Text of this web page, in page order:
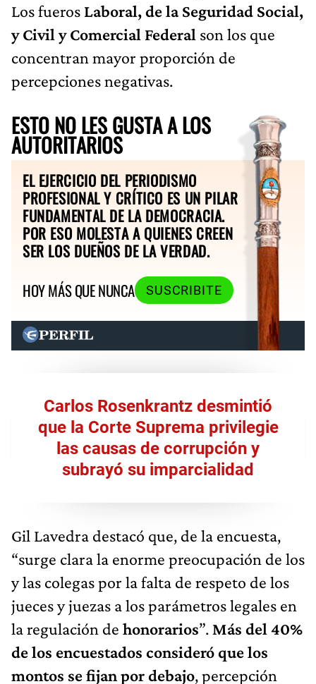
Los fueros Laboral, de la Seguridad Social,
y Civil y Comercial Federal son los que
concentran mayor proporción de
percepciones negativas.
ESTO NO LES GUSTA A LOS
AUTORITARIOS
EL EJERCICIO DEL PERIODISMO
PROFESIONAL Y CRÍTICO ES UN PILAR
FUNDAMENTAL DE LA DEMOCRACIA.
POR ESO MOLESTA A QUIENES CREEN
SER LOS DUEÑOS DE LA VERDAD.
HOY MÁS QUE NUNCA
SUSCRIBITE
Carlos Rosenkrantz desmintió
que la Corte Suprema privilegie
las causas de corrupción y
subrayó su imparcialidad
Gil Lavedra destacó que, de la encuesta,
“surge clara la enorme preocupación de los
y las colegas por la falta de respeto de los
jueces y juezas a los parámetros legales en
la regulación de honorarios”. Más del 40%
de los encuestados consideró que los
montos se fijan por debajo, percepción